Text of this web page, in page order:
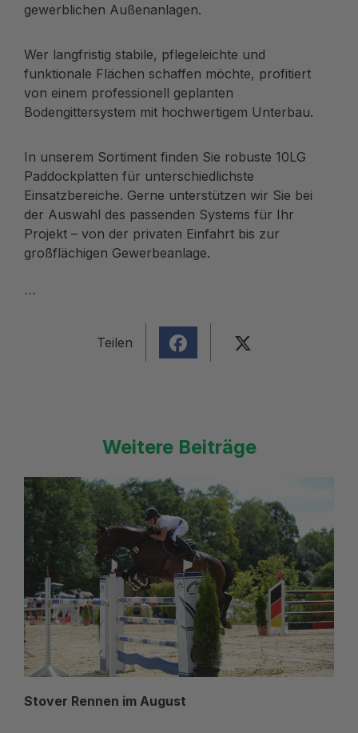
gewerblichen Außenanlagen.
Wer langfristig stabile, pflegeleichte und
funktionale Flächen schaffen möchte, profitiert
von einem professionell geplanten
Bodengittersystem mit hochwertigem Unterbau.
In unserem Sortiment finden Sie robuste 10LG
Paddockplatten für unterschiedlichste
Einsatzbereiche. Gerne unterstützen wir Sie bei
der Auswahl des passenden Systems für Ihr
Projekt – von der privaten Einfahrt bis zur
großflächigen Gewerbeanlage.
```
Teilen
Weitere Beiträge
Stover Rennen im August